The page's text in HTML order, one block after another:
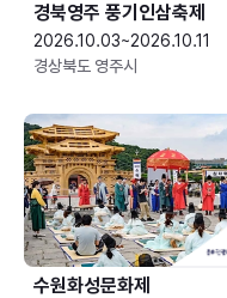
경북영주 풍기인삼축제
2026.10.03~2026.10.11
경상북도 영주시
수원화성문화제